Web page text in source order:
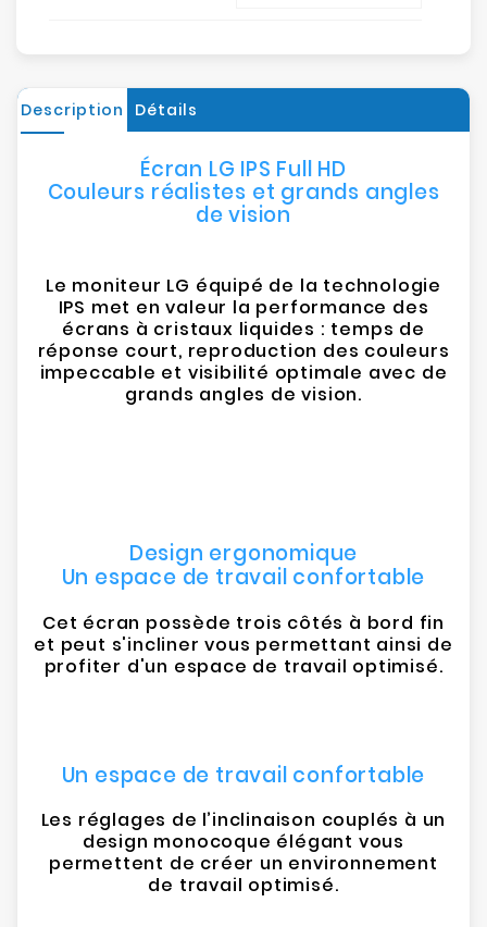
Description Détails
Écran LG IPS Full HD
Couleurs réalistes et grands angles
de vision
Le moniteur LG équipé de la technologie
IPS met en valeur la performance des
écrans à cristaux liquides : temps de
réponse court, reproduction des couleurs
impeccable et visibilité optimale avec de
grands angles de vision.
Design ergonomique
Un espace de travail confortable
Cet écran possède trois côtés à bord fin
et peut s'incliner vous permettant ainsi de
profiter d'un espace de travail optimisé.
Un espace de travail confortable
Les réglages de l’inclinaison couplés à un
design monocoque élégant vous
permettent de créer un environnement
de travail optimisé.